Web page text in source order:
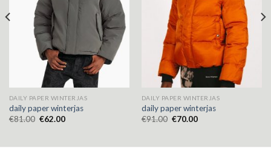
DAILY PAPER WINTERJAS
daily paper winterjas
€81.00 €62.00
DAILY PAPER WINTERJAS
daily paper winterjas
€91.00 €70.00